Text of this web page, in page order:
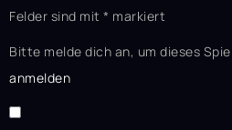
Felder sind mit * markiert
Bitte melde dich an, um dieses
anmelden